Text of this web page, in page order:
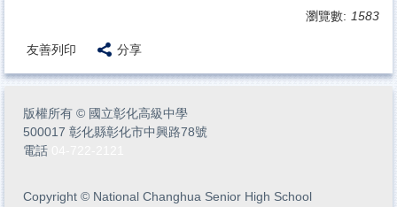
瀏覽數: 1583
友善列印 分享
版權所有 © 國立彰化高級中學
500017 彰化縣彰化市中興路78號
電話
Copyright © National Changhua Senior High School